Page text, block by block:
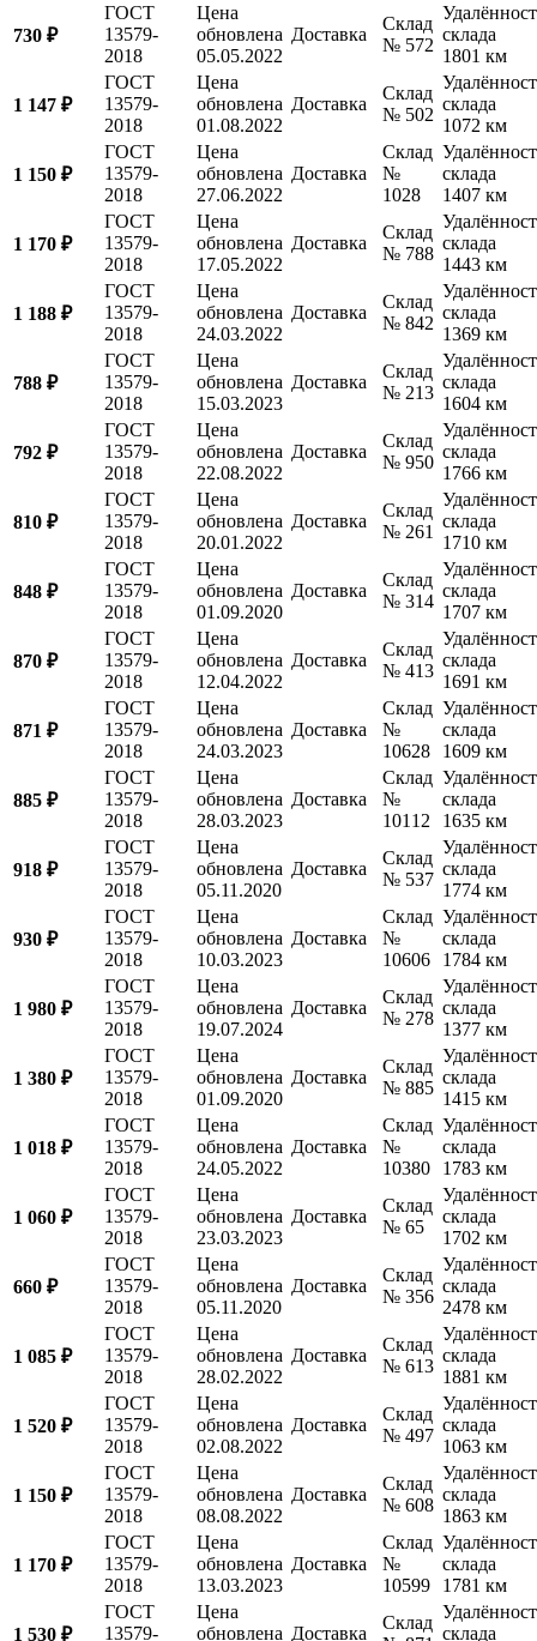
730 ₽
ГОСТ
13579-
2018
Цена
обновлена
05.05.2022
Доставка
Склад
№ 572
склада
1801 км
1 147 ₽
ГОСТ
13579-
2018
Цена
обновлена
01.08.2022
Доставка
Склад
№ 502
склада
1072 км
1 150 ₽
ГОСТ
13579-
2018
Цена
обновлена
27.06.2022
Доставка
Склад
№
1028
склада
1407 км
1 170 ₽
ГОСТ
13579-
2018
Цена
обновлена
17.05.2022
Доставка
Склад
№ 788
склада
1443 км
1 188 ₽
ГОСТ
13579-
2018
Цена
обновлена
24.03.2022
Доставка
Склад
№ 842
склада
1369 км
788 ₽
ГОСТ
13579-
2018
Цена
обновлена
15.03.2023
Доставка
Склад
№ 213
склада
1604 км
792 ₽
ГОСТ
13579-
2018
Цена
обновлена
22.08.2022
Доставка
Склад
№ 950
склада
1766 км
810 ₽
ГОСТ
13579-
2018
Цена
обновлена
20.01.2022
Доставка
Склад
№ 261
склада
1710 км
848 ₽
ГОСТ
13579-
2018
Цена
обновлена
01.09.2020
Доставка
Склад
№ 314
склада
1707 км
870 ₽
ГОСТ
13579-
2018
Цена
обновлена
12.04.2022
Доставка
Склад
№ 413
склада
1691 км
871 ₽
ГОСТ
13579-
2018
Цена
обновлена
24.03.2023
Доставка
Склад
№
10628
склада
1609 км
885 ₽
ГОСТ
13579-
2018
Цена
обновлена
28.03.2023
Доставка
Склад
№
10112
склада
1635 км
918 ₽
ГОСТ
13579-
2018
Цена
обновлена
05.11.2020
Доставка
Склад
№ 537
склада
1774 км
930 ₽
ГОСТ
13579-
2018
Цена
обновлена
10.03.2023
Доставка
Склад
№
10606
склада
1784 км
1 980 ₽
ГОСТ
13579-
2018
Цена
обновлена
19.07.2024
Доставка
Склад
№ 278
склада
1377 км
1 380 ₽
ГОСТ
13579-
2018
Цена
обновлена
01.09.2020
Доставка
Склад
№ 885
склада
1415 км
1 018 ₽
ГОСТ
13579-
2018
Цена
обновлена
24.05.2022
Доставка
Склад
№
10380
склада
1783 км
1 060 ₽
ГОСТ
13579-
2018
Цена
обновлена
23.03.2023
Доставка
Склад
№ 65
склада
1702 км
660 ₽
ГОСТ
13579-
2018
Цена
обновлена
05.11.2020
Доставка
Склад
№ 356
склада
2478 км
1 085 ₽
ГОСТ
13579-
2018
Цена
обновлена
28.02.2022
Доставка
Склад
№ 613
склада
1881 км
1 520 ₽
ГОСТ
13579-
2018
Цена
обновлена
02.08.2022
Доставка
Склад
№ 497
склада
1063 км
1 150 ₽
ГОСТ
13579-
2018
Цена
обновлена
08.08.2022
Доставка
Склад
№ 608
склада
1863 км
1 170 ₽
ГОСТ
13579-
2018
Цена
обновлена
13.03.2023
Доставка
Склад
№
10599
склада
1781 км
1 530 ₽
ГОСТ
13579-
Цена
обновлена Доставка
Склад
склада